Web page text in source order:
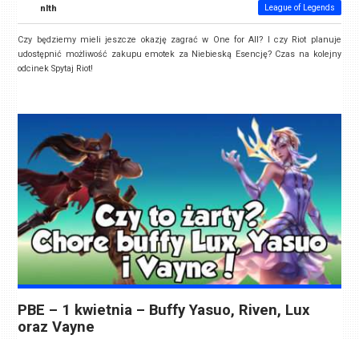
nlth League of Legends
Czy będziemy mieli jeszcze okazję zagrać w One for All? I czy Riot planuje
udostępnić możliwość zakupu emotek za Niebieską Esencję? Czas na kolejny
odcinek Spytaj Riot!
PBE – 1 kwietnia – Buffy Yasuo, Riven, Lux
oraz Vayne